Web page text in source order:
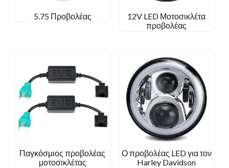
5.75 Προβολέας
12V LED Μοτοσικλέτα
προβολέας
Παγκόσμιος προβολέας
μοτοσικλέτας
Ο προβολέας LED για τον
Harley Davidson